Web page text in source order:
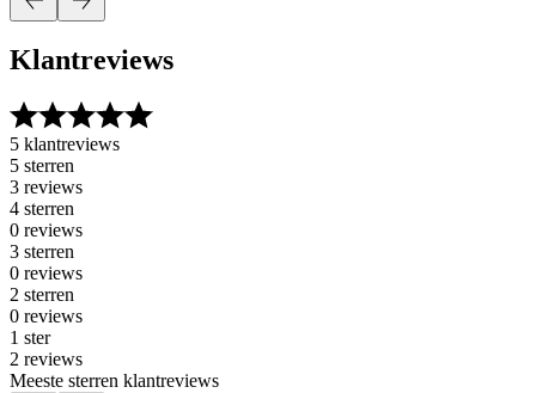
Klantreviews
5 klantreviews
5 sterren
3 reviews
4 sterren
0 reviews
3 sterren
0 reviews
2 sterren
0 reviews
1 ster
2 reviews
Meeste sterren klantreviews